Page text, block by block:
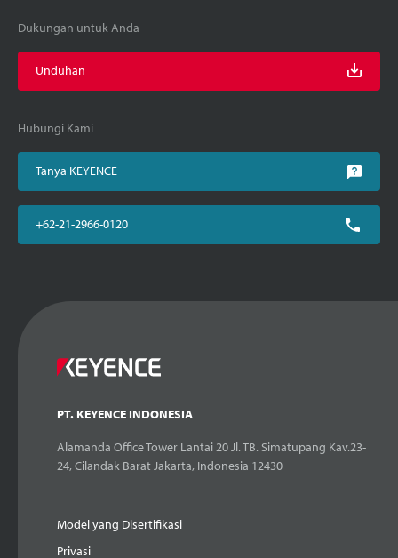
Dukungan untuk Anda
Unduhan
Hubungi Kami
Tanya KEYENCE
+62-21-2966-0120
PT. KEYENCE INDONESIA
Alamanda Office Tower Lantai 20 Jl. TB. Simatupang Kav.23-
24, Cilandak Barat Jakarta, Indonesia 12430
Model yang Disertifikasi
Privasi